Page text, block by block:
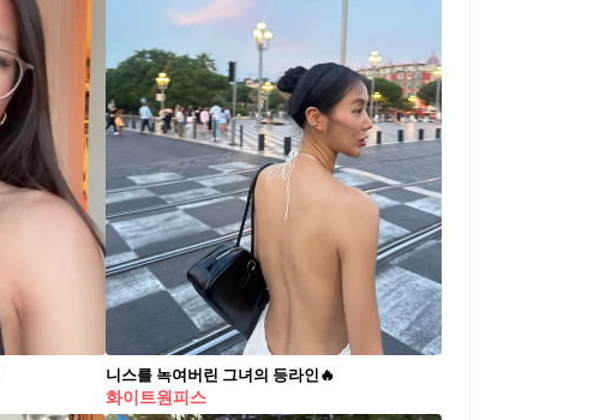
니스를 녹여버린 그녀의 등라인🔥
화이트원피스